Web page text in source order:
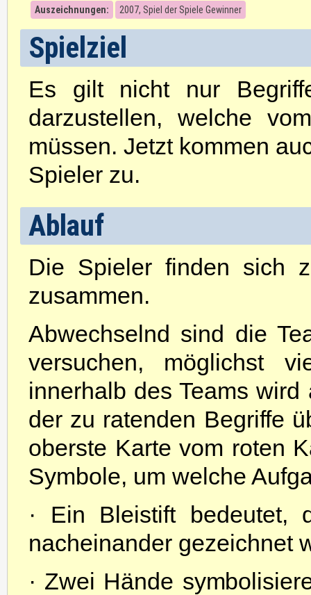
Auszeichnungen:
2007, Spiel der Spiele Gewinner
Spielziel
Es gilt nicht nur
darzustellen, welche
müssen. Jetzt kommen
Spieler zu.
Ablauf
Die Spieler finden sich
zusammen.
Abwechselnd sind die
versuchen, möglichst
innerhalb des Teams
der zu ratenden Begriffe
oberste Karte vom roten
Symbole, um welche
· Ein Bleistift bedeutet,
nacheinander gezeichnet
· Zwei Hände